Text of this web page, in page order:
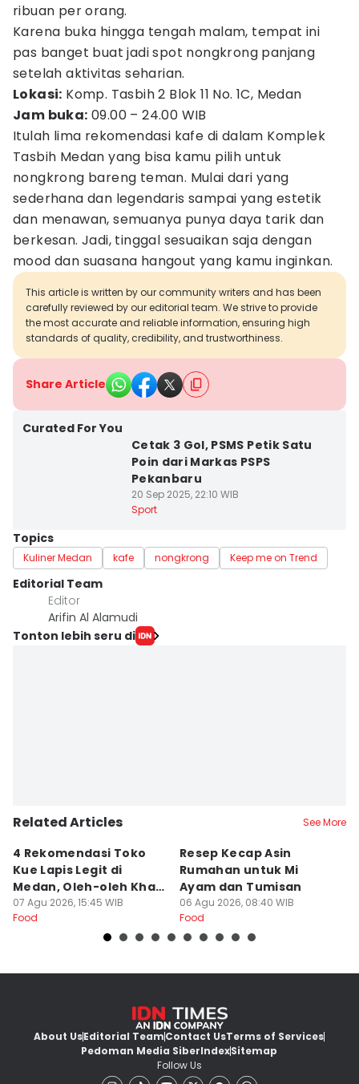
ribuan per orang.
Karena buka hingga tengah malam, tempat ini
pas banget buat jadi spot nongkrong panjang
setelah aktivitas seharian.
Lokasi: Komp. Tasbih 2 Blok 11 No. 1C, Medan
Jam buka: 09.00 – 24.00 WIB
Itulah lima rekomendasi kafe di dalam Komplek
Tasbih Medan yang bisa kamu pilih untuk
nongkrong bareng teman. Mulai dari yang
sederhana dan legendaris sampai yang estetik
dan menawan, semuanya punya daya tarik dan
berkesan. Jadi, tinggal sesuaikan saja dengan
mood dan suasana hangout yang kamu inginkan.
This article is written by our community writers and has been
carefully reviewed by our editorial team. We strive to provide
the most accurate and reliable information, ensuring high
standards of quality, credibility, and trustworthiness.
Share Article
Curated For You
Cetak 3 Gol, PSMS Petik Satu
Poin dari Markas PSPS
Pekanbaru
20 Sep 2025, 22:10 WIB
Sport
Topics
Kuliner Medan kafe nongkrong Keep me on Trend
Editorial Team
Editor
Arifin Al Alamudi
Tonton lebih seru di
Related Articles See More
4 Rekomendasi Toko
Kue Lapis Legit di
Medan, Oleh-oleh Khas
Sumut
07 Agu 2026, 15:45 WIB
Food
Resep Kecap Asin
Rumahan untuk Mi
Ayam dan Tumisan
06 Agu 2026, 08:40 WIB
Food
About UsEditorial TeamContact UsTerms of Services
Pedoman Media SiberIndexSitemap
Follow Us